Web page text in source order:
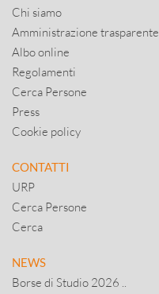
Chi siamo
Amministrazione trasparente
Albo online
Regolamenti
Cerca Persone
Press
Cookie policy
CONTATTI
URP
Cerca Persone
Cerca
NEWS
Borse di Studio 2026 ..